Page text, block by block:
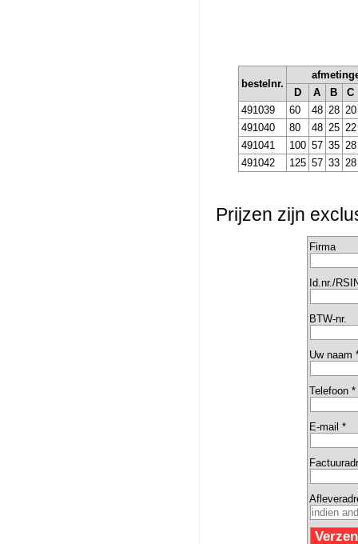
bestelnr.
D
A B
C
491039
60 48 28 20
491040
80 48 25 22
491041
100 57 35 28
491042
125 57 33 28
Prijzen zijn
Firma
Id.nr./
BTW-nr.
Uw naam
Telefoon *
E-mail *